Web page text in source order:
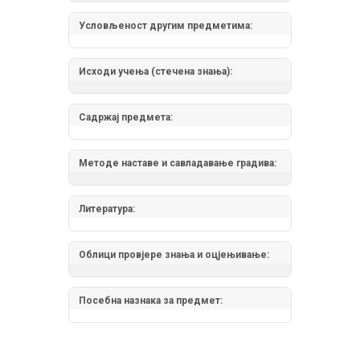
Условљеност другим предметима:
Исходи учења (стечена знања):
Садржај предмета:
Методе наставе и савладавање градива:
Литература:
Облици провјере знања и оцјењивање:
Посебна назнака за предмет: